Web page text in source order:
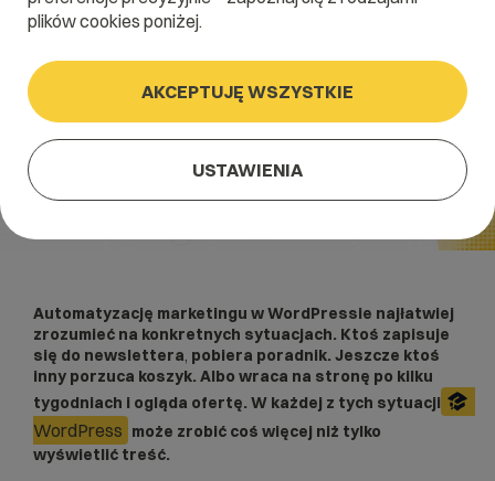
Automatyzację marketingu w WordPressie najłatwiej
zrozumieć na konkretnych sytuacjach. Ktoś zapisuje
się do newslettera, pobiera poradnik. Jeszcze ktoś
inny porzuca koszyk. Albo wraca na stronę po kilku
tygodniach i ogląda ofertę. W każdej z tych sytuacji
WordPress może zrobić coś więcej niż tylko
wyświetlić treść.
plików cookies poniżej.
AKCEPTUJĘ WSZYSTKIE
USTAWIENIA